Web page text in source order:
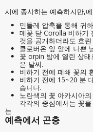
시에 종사하는 예측하지만,
민들레 압축을 통해 귀
메꽃 닫 Corolla 비하기
것을 공개하더라도 흐린
클로버온 잎 앞에 나쁜
꽃 orpin 밤에 열린 상
은 날씨.
비하기 전에 폐쇄 꽃의
비하기 전에 15~20 분
습니다.
노란색의 꽃 아카시아
각각의 중심에서는 꽃
는
예측에서 곤충